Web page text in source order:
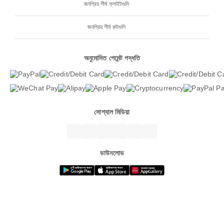
জনপ্রিয় শীর্ষ ফ্লাইটগুলি
জনপ্রিয় শীর্ষ রুটগুলি
অনুমোদিত পেমেন্ট পদ্ধতি
সোশ্যাল মিডিয়া
ডাউনলোড